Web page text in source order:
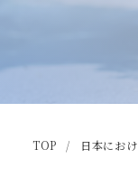
TOP 日本にお